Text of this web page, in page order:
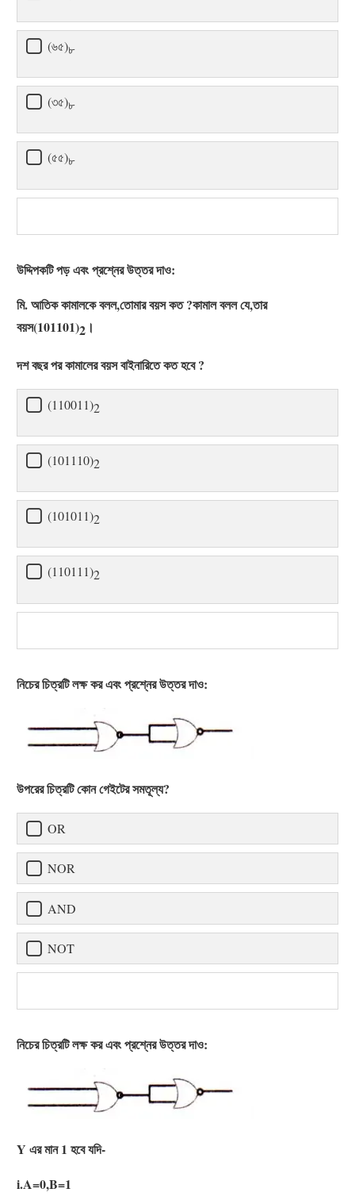
(৬৫)৮
(৩৫)৮
(৫৫)৮
উদ্দিপকটি পড় এবং প্রশ্নের উত্তর দাও:
মি. আতিক কামালকে বলল,তোমার বয়স কত ?কামাল বলল যে,তার
বয়স(101101)2 ।
দশ বছর পর কামালের বয়স বাইনারিতে কত হবে ?
(110011)2
(101110)2
(101011)2
(110111)2
নিচের চিত্রটি লক্ষ কর এবং প্রশ্নের উত্তর দাও:
উপরের চিত্রটি কোন গেইটের সমতূল্য?
OR
NOR
AND
NOT
নিচের চিত্রটি লক্ষ কর এবং প্রশ্নের উত্তর দাও:
Y এর মান 1 হবে যদি-
i.A=0,B=1